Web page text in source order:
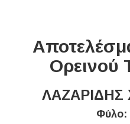
Ορεινού
ΛΑΖΑΡΙΔΗΣ
Φύλο: